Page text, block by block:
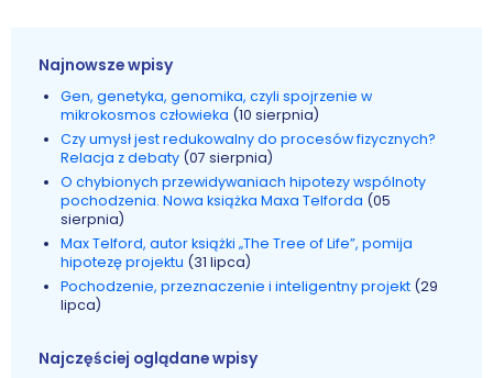
Najnowsze wpisy
Gen, genetyka, genomika, czyli spojrzenie w
mikrokosmos człowieka (10 sierpnia)
Czy umysł jest redukowalny do procesów fizycznych?
Relacja z debaty (07 sierpnia)
O chybionych przewidywaniach hipotezy wspólnoty
pochodzenia. Nowa książka Maxa Telforda (05
sierpnia)
Max Telford, autor książki „The Tree of Life”, pomija
hipotezę projektu (31 lipca)
Pochodzenie, przeznaczenie i inteligentny projekt (29
lipca)
Najczęściej oglądane wpisy